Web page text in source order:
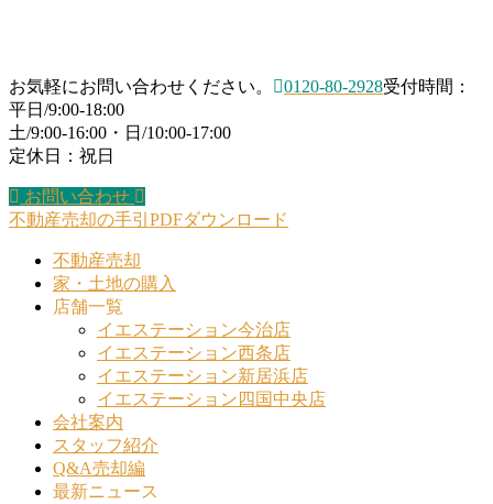
お気軽にお問い合わせください。 0120-80-2928受付時間：
平日/9:00-18:00
土/9:00-16:00・日/10:00-17:00
定休日：祝日
お問い合わせ
不動産売却の手引PDFダウンロード
不動産売却
家・土地の購入
店舗一覧
イエステーション今治店
イエステーション西条店
イエステーション新居浜店
イエステーション四国中央店
会社案内
スタッフ紹介
Q&A売却編
最新ニュース